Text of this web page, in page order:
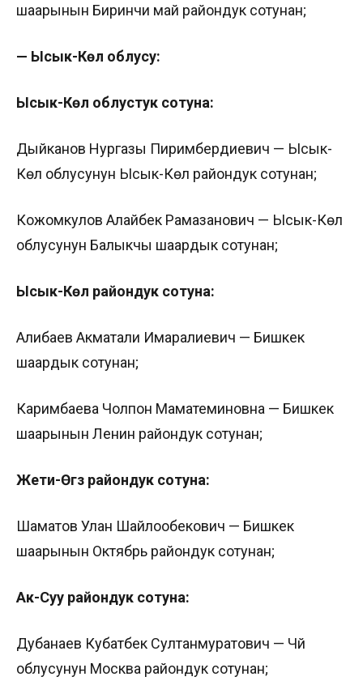
шаарынын Биринчи май райондук сотунан;
— Ысык-Көл облусу:
Ысык-Көл облустук сотуна:
Дыйканов Нургазы Пиримбердиевич — Ысык-
Көл облусунун Ысык-Көл райондук сотунан;
Кожомкулов Алайбек Рамазанович — Ысык-Көл
облусунун Балыкчы шаардык сотунан;
Ысык-Көл райондук сотуна:
Алибаев Акматали Имаралиевич — Бишкек
шаардык сотунан;
Каримбаева Чолпон Маматеминовна — Бишкек
шаарынын Ленин райондук сотунан;
Жети-Өгүз райондук сотуна:
Шаматов Улан Шайлообекович — Бишкек
шаарынын Октябрь райондук сотунан;
Ак-Суу райондук сотуна:
Дубанаев Кубатбек Султанмуратович — Чүй
облусунун Москва райондук сотунан;